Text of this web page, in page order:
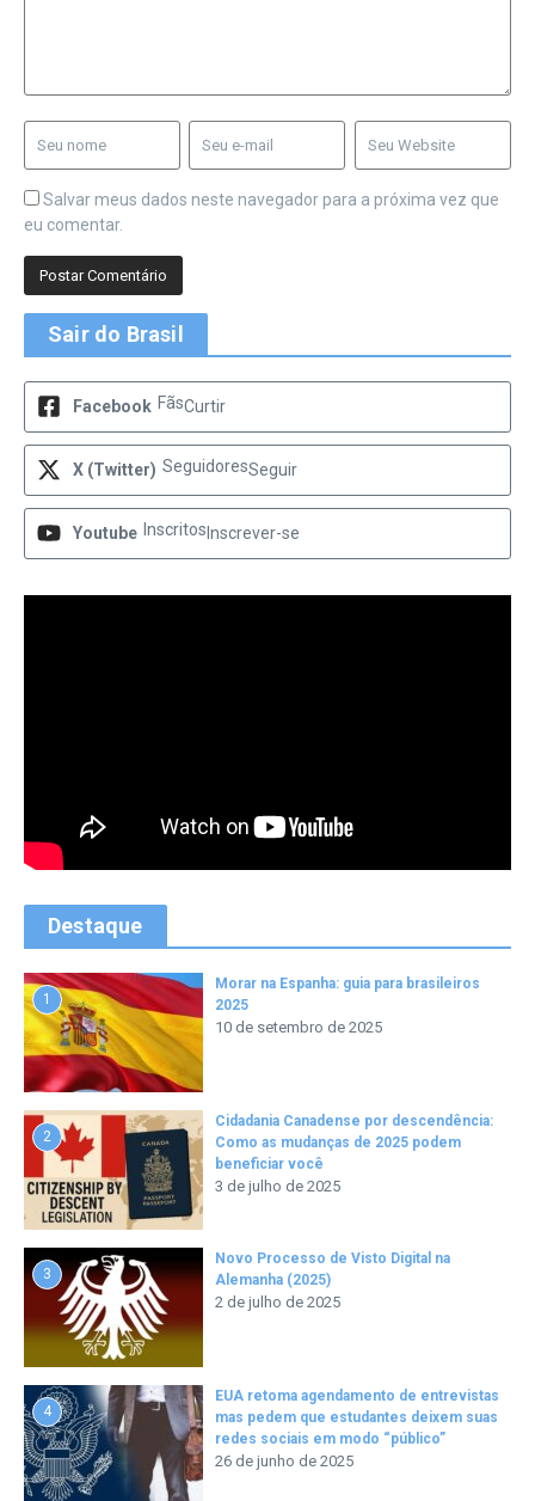
Salvar meus dados neste navegador para a próxima vez que
eu comentar.
Sair do Brasil
Facebook FãsCurtir
X (Twitter) SeguidoresSeguir
Youtube Inscritos Inscrever-se
Destaque
1
Morar na Espanha: guia para brasileiros
2025
10 de setembro de 2025
2
Cidadania Canadense por descendência:
Como as mudanças de 2025 podem
beneficiar você
3 de julho de 2025
3
Novo Processo de Visto Digital na
Alemanha (2025)
2 de julho de 2025
4
EUA retoma agendamento de entrevistas
mas pedem que estudantes deixem suas
redes sociais em modo “público”
26 de junho de 2025